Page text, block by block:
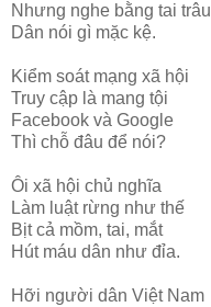
Nhưng nghe bằng tai trâu
Dân nói gì mặc kệ.
Kiểm soát mạng xã hội
Truy cập là mang tội
Facebook và Google
Thì chỗ đâu để nói?
Ôi xã hội chủ nghĩa
Làm luật rừng như thế
Bịt cả mồm, tai, mắt
Hút máu dân như đỉa.
Hỡi người dân Việt Nam